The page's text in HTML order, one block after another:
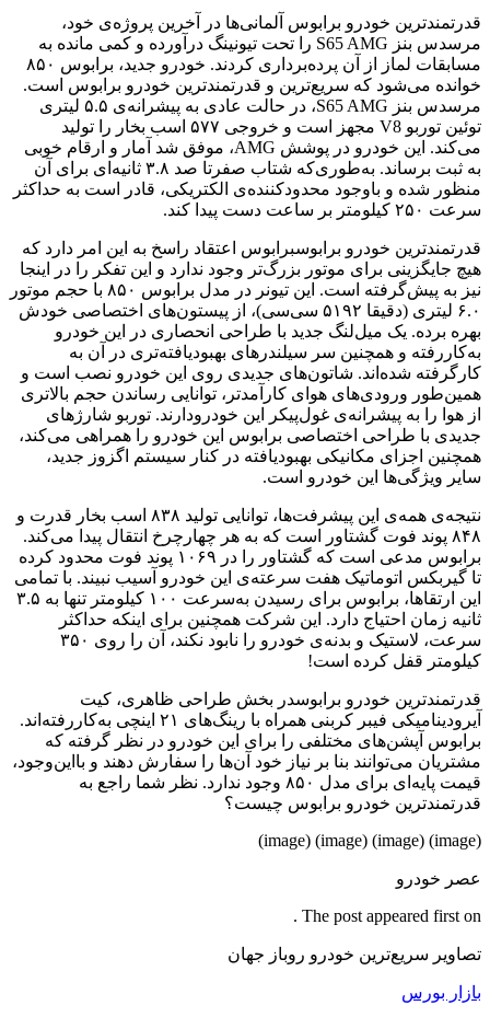
قدرتمندترین خودرو برابوس آلمانی‌‌ها در آخرین پروژه‌ی خود،
مرسدس بنز S65 AMG را تحت تیونینگ درآورده و کمی مانده به
مسابقات لماز از آن پرده‌برداری کردند. خودرو جدید، برابوس ۸۵۰
خوانده می‌شود که سریع‌ترین و قدرتمندترین خودرو برابوس است.
مرسدس بنز S65 AMG، در حالت عادی به پیشرانه‌ی ۵.۵ لیتری
توئین توربو V8 مجهز است و خروجی ۵۷۷ اسب بخار را تولید
می‌کند. این خودرو در پوشش AMG، موفق شد آمار و ارقام خوبی
به ثبت برساند. به‌طوری‌که شتاب صفرتا صد ۳.۸ ثانیه‌ای برای آن
منظور شده و باوجود محدودکننده‌ی الکتریکی، قادر است به حداکثر
سرعت ۲۵۰ کیلومتر بر ساعت دست پیدا کند.
قدرتمندترین خودرو برابوسبرابوس اعتقاد راسخ به این امر دارد که
هیچ جایگزینی برای موتور بزرگ‌تر وجود ندارد و این تفکر را در اینجا
نیز به پیش‌گرفته است. این تیونر در مدل برابوس ۸۵۰ با حجم موتور
۶.۰ لیتری (دقیقا ۵۱۹۲ سی‌سی)، از پیستون‌های اختصاصی خودش
بهره برده. یک میل‌لنگ جدید با طراحی انحصاری در این خودرو
به‌کاررفته و همچنین سر سیلندرهای بهبودیافته‌تری در آن به
کارگرفته شده‌اند. شاتون‌های جدیدی روی این خودرو نصب است و
همین‌طور ورودی‌های هوای کارآمدتر، توانایی رساندن حجم بالاتری
از هوا را به پیشرانه‌ی غول‌پیکر این خودرودارند. توربو شارژهای
جدیدی با طراحی اختصاصی برابوس این خودرو را همراهی می‌کند،
همچنین اجزای مکانیکی بهبودیافته در کنار سیستم اگزوز جدید،
سایر ویژگی‌ها این خودرو است.
نتیجه‌ی همه‌ی این پیشرفت‌ها، توانایی تولید ۸۳۸ اسب بخار قدرت و
۸۴۸ پوند فوت گشتاور است که به هر چهارچرخ انتقال پیدا می‌کند.
برابوس مدعی است که گشتاور را در ۱۰۶۹ پوند فوت محدود کرده
تا گیربکس اتوماتیک هفت سرعته‌ی این خودرو آسیب نبیند. با تمامی
این ارتقاها، برابوس برای رسیدن به‌سرعت ۱۰۰ کیلومتر تنها به ۳.۵
ثانیه زمان احتیاج دارد. این شرکت همچنین برای اینکه حداکثر
سرعت، لاستیک و بدنه‌ی خودرو را نابود نکند، آن را روی ۳۵۰
کیلومتر قفل کرده است!
قدرتمندترین خودرو برابوسدر بخش طراحی ظاهری، کیت
آیرودینامیکی فیبر کربنی همراه با رینگ‌های ۲۱ اینچی به‌کاررفته‌اند.
برابوس آپشن‌های مختلفی را برای این خودرو در نظر گرفته که
مشتریان می‌توانند بنا بر نیاز خود آن‌ها را سفارش دهند و بااین‌وجود،
قیمت پایه‌‌ای برای مدل ۸۵۰ وجود ندارد. نظر شما راجع به
قدرتمندترین خودرو برابوس چیست؟
(image) (image) (image) (image)
عصر خودرو
The post appeared first on .
تصاویر سریع‌ترین خودرو روباز جهان
بازار بورس